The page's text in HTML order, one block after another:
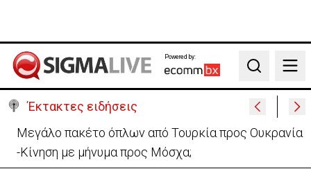
Powered by:
Search
Έκτακτες ειδήσεις
«Όχι» Νετανιάχου σε σχέδιο Τραμπ-«Καμία
αποχώρηση μέχρι να αφοπλιστεί η Χαμάς»